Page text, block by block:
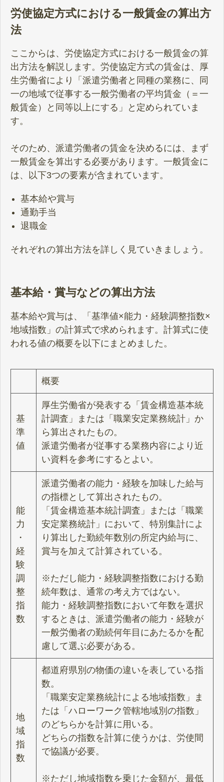
労使協定方式における一般賃金の算出方
法
ここからは、労使協定方式における一般賃金の算
出方法を解説します。労使協定方式の賃金は、厚
生労働省により「派遣労働者と同種の業務に、同
一の地域で従事する一般労働者の平均賃金（＝一
般賃金）と同等以上にする」と定められていま
す。
そのため、派遣労働者の賃金を決めるには、まず
一般賃金を算出する必要があります。一般賃金に
は、以下3つの要素が含まれています。
基本給や賞与
通勤手当
退職金
それぞれの算出方法を詳しく見ていきましょう。
基本給・賞与などの算出方法
基本給や賞与は、「基準値×能力・経験調整指数×
地域指数」の計算式で求められます。計算式に使
われる値の概要を以下にまとめました。
概要
基
準
値
厚生労働省が発表する「賃金構造基本統
計調査」または「職業安定業務統計」か
ら算出されたもの。
派遣労働者が従事する業務内容により近
い資料を参考にするとよい。
能
力
・
経
験
調
整
指
数
派遣労働者の能力・経験を加味した給与
の指標として算出されたもの。
「賃金構造基本統計調査」または「職業
安定業務統計」において、特別集計によ
り算出した勤続年数別の所定内給与に、
賞与を加えて計算されている。
※ただし能力・経験調整指数における勤
続年数は、通常の考え方ではない。
能力・経験調整指数において年数を選択
するときは、派遣労働者の能力・経験が
一般労働者の勤続何年目にあたるかを配
慮して選ぶ必要がある。
地
域
指
数
都道府県別の物価の違いを表している指
数。
「職業安定業務統計による地域指数」ま
たは「ハローワーク管轄地域別の指数」
のどちらかを計算に用いる。
どちらの指数を計算に使うかは、労使間
で協議が必要。
※ただし地域指数を乗じた金額が、最低